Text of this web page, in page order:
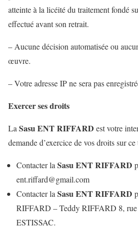
atteinte à la licéité du traitement fondé
effectué avant son retrait.
– Aucune décision automatisée ou
œuvre.
– Votre adresse IP ne sera pas
Exercer ses droits
La Sasu ENT RIFFARD est votre
demande d’exercice de vos droits sur
Contacter la Sasu ENT RIFFARD
ent.riffard@gmail.com
Contacter la Sasu ENT RIFFARD
RIFFARD – Teddy RIFFARD 8, rue
ESTISSAC.